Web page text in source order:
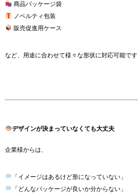
商品パッケージ袋
ノベルティ包装
販売促進用ケース
など、用途に合わせて様々な形状に対応可能です
デザインが決まっていなくても大丈夫
企業様からは、
「イメージはあるけど形になっていない」
「どんなパッケージが良いか分からない」